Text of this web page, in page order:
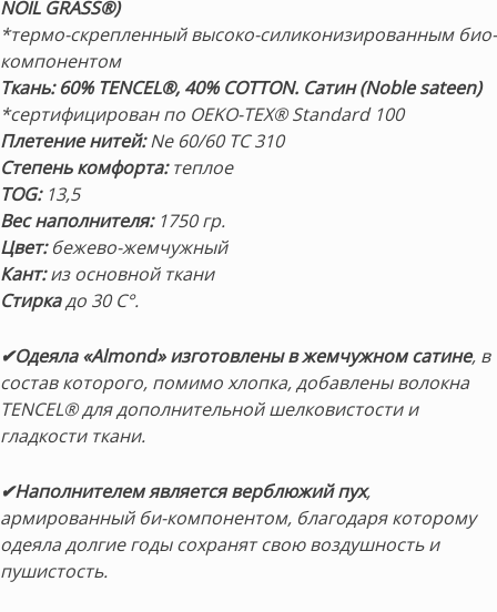
NOIL GRASS®)
*термо-скрепленный высоко-силиконизированным био-
компонентом
Ткань: 60% TENCEL®, 40% COTTON. Сатин (Noble sateen)
*сертифицирован по OEKO-TEX® Standard 100
Плетение нитей:Ne 60/60 TC 310
Степень комфорта:теплое
TOG: 13,5
Вес наполнителя: 1750 гр.
Цвет:бежево-жемчужный
Кант:из основной ткани
Стиркадо 30 С°.
✔Одеяла «Almond» изготовлены в жемчужном сатине, в
состав которого, помимо хлопка, добавлены волокна
TENCEL® для дополнительной шелковистости и
гладкости ткани.
✔Наполнителем является верблюжий пух,
армированный би-компонентом, благодаря которому
одеяла долгие годы сохранят свою воздушность и
пушистость.